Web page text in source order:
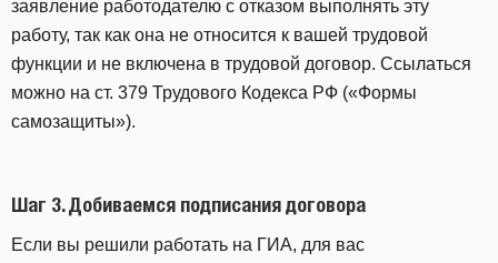
заявление работодателю с отказом выполнять эту
работу, так как она не относится к вашей трудовой
функции и не включена в трудовой договор. Ссылаться
можно на ст. 379 Трудового Кодекса РФ («Формы
самозащиты»).
Шаг 3. Добиваемся подписания договора
Если вы решили работать на ГИА, для вас